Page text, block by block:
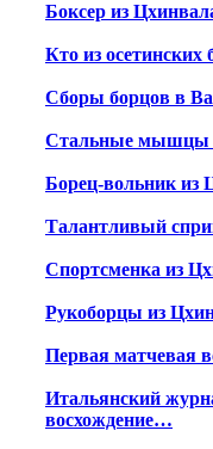
Боксер из
Кто из
Сборы борцов в
Стальные мышцы
Борец-вольник из
Талантливый
Спортсменка из
Рукоборцы из
Первая матчевая
Итальянский
восхождение…